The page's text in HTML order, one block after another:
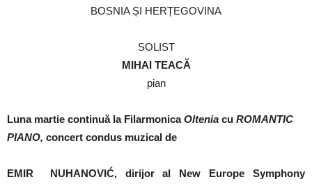
BOSNIA ȘI HERȚEGOVINA
SOLIST
MIHAI TEACĂ
pian
Luna martie continuă la FilarmonicaOltenia cu ROMANTIC
PIANO, concert condus muzical de
EMIR NUHANOVIĆ, dirijor al New Europe Symphony